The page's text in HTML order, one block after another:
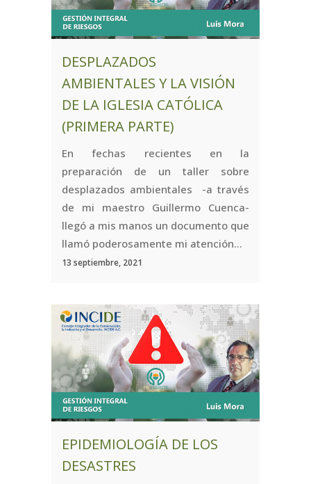
DESPLAZADOS
AMBIENTALES Y LA VISIÓN
DE LA IGLESIA CATÓLICA
(PRIMERA PARTE)
En fechas recientes en la
preparación de un taller sobre
desplazados ambientales -a través
de mi maestro Guillermo Cuenca-
llegó a mis manos un documento que
llamó poderosamente mi atención...
13 septiembre, 2021
EPIDEMIOLOGÍA DE LOS
DESASTRES